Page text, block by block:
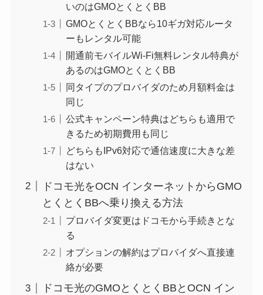
いのはGMOとくとくBB
GMOとくとくBBなら10ギガ対応ルータ
ーもレンタル可能
開通前モバイルWi-Fi無料レンタル特典が
あるのはGMOとくとくBB
同タイプのプロバイダのため月額料金は
同じ
公式キャンペーン特典はどちらも適用で
きるため初期費用も同じ
どちらもIPv6対応で通信速度に大きな差
はない
ドコモ光をOCN インターネットからGMO
とくとくBBへ乗り換える方法
プロバイダ変更はドコモから手続きとな
る
オプションの解約はプロバイダへ直接連
絡が必要
ドコモ光のGMOとくとくBBとOCN イン